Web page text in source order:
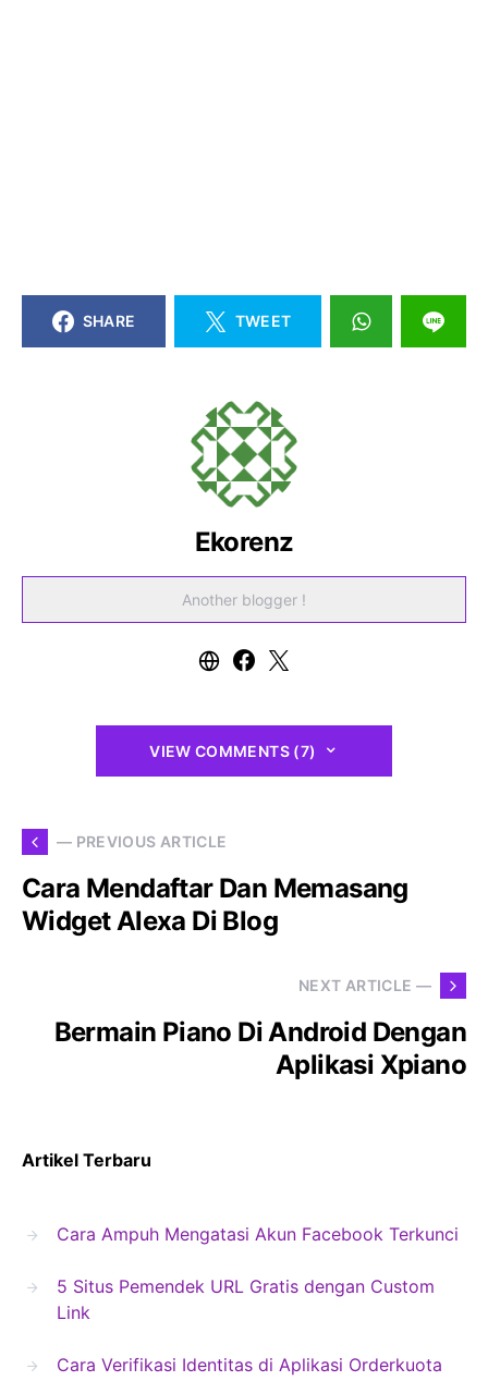
SHARE TWEET
Ekorenz
Another blogger !
VIEW COMMENTS (7)
— PREVIOUS ARTICLE
Cara Mendaftar Dan Memasang
Widget Alexa Di Blog
NEXT ARTICLE —
Bermain Piano Di Android Dengan
Aplikasi Xpiano
Artikel Terbaru
Cara Ampuh Mengatasi Akun Facebook Terkunci
5 Situs Pemendek URL Gratis dengan Custom
Link
Cara Verifikasi Identitas di Aplikasi Orderkuota